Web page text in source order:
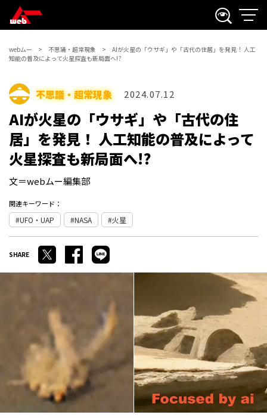
webムー 不思議・超常現象
AIが火星の「ウサギ」や「古代の住居」を発見！ 人工
知能の普及によって火星探査も新局面へ!?
不思議・超常現象 2024.07.12
AIが火星の「ウサギ」や「古代の住
居」を発見！ 人工知能の普及によって
火星探査も新局面へ!?
文＝webムー編集部
関連キーワード：
UFO・UAP NASA 火星